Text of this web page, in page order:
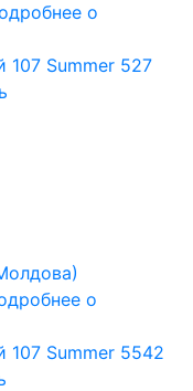
о
Summer 527
о
Summer 5542